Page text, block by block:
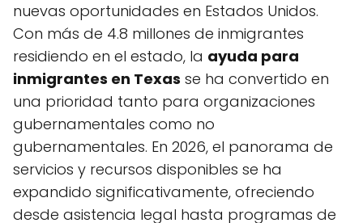
nuevas oportunidades en Estados Unidos.
Con más de 4.8 millones de inmigrantes
residiendo en el estado, la ayuda para
inmigrantes en Texas se ha convertido en
una prioridad tanto para organizaciones
gubernamentales como no
gubernamentales. En 2026, el panorama de
servicios y recursos disponibles se ha
expandido significativamente, ofreciendo
desde asistencia legal hasta programas de